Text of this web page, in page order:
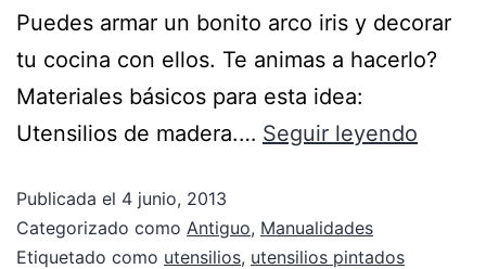
Puedes armar un bonito arco iris y decorar
tu cocina con ellos. Te animas a hacerlo?
Materiales básicos para esta idea:
Utensilios de madera.… Seguir leyendo
Publicada el 4 junio, 2013
Categorizado como Antiguo, Manualidades
Etiquetado como utensilios, utensilios pintados